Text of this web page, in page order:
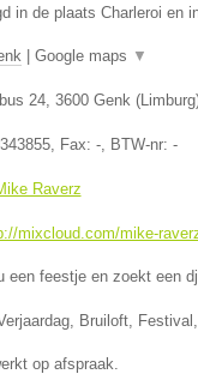
in de plaats Charleroi en
| Google maps ▼
24, 3600 Genk(Limburg
, Fax: -, BTW-nr: -
Raverz
mixcloud.com/mike-
een feestje en zoekt een
Bruiloft,
op afspraak.